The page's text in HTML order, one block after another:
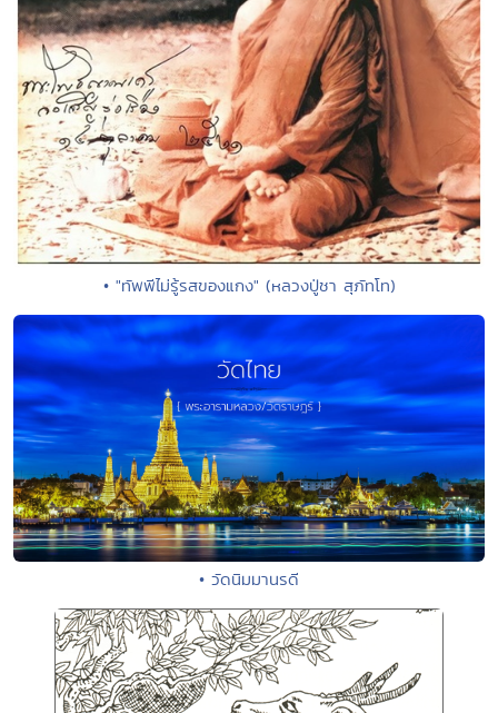
• "ทัพพีไม่รู้รสของแกง" (หลวงปู่ชา สุภัทโท)
• วัดนิมมานรดี